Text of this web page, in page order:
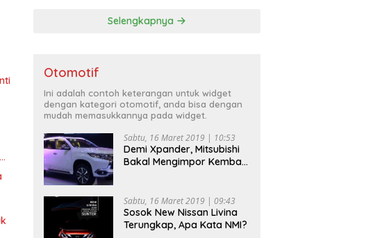
Selengkapnya
Otomotif
Ini adalah contoh keterangan untuk widget
dengan kategori otomotif, anda bisa dengan
mudah memasukkannya pada widget.
Sabtu, 16 Maret 2019 | 10:53
Demi Xpander, Mitsubishi
Bakal Mengimpor Kembali
Sabtu, 16 Maret 2019 | 09:43
Sosok New Nissan Livina
Terungkap, Apa Kata NMI?